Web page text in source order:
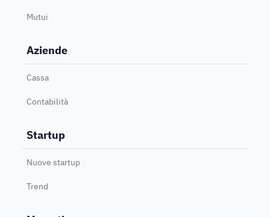
Mutui
Aziende
Cassa
Contabilità
Startup
Nuove startup
Trend